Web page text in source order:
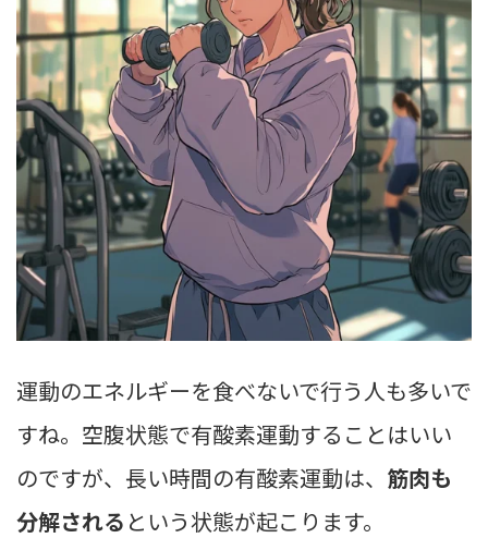
運動のエネルギーを食べないで行う人も多いで
すね。空腹状態で有酸素運動することはいい
のですが、長い時間の有酸素運動は、 筋肉も
分解される という状態が起こります。